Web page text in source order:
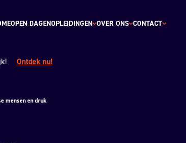
OPEN DAGENOPLEIDINGEN OVER ONS CONTACT
Ontdek nu!
mensen en druk